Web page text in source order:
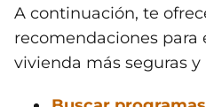
A continuación, te
recomendaciones para
vivienda más seguras y